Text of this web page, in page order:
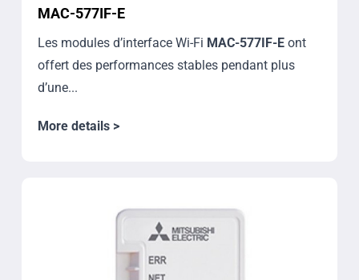
MAC-577IF-E
Les modules d’interface Wi-Fi MAC-577IF-Eont
offert des performances stables pendant plus
d’une...
More details >